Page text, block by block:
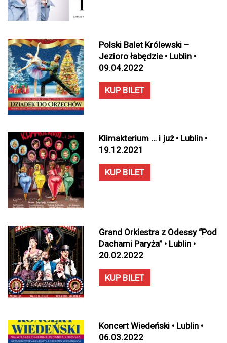
Polski Balet Królewski –
Jezioro łabędzie • Lublin •
09.04.2022
KUP BILET
Klimakterium … i już • Lublin •
19.12.2021
KUP BILET
Grand Orkiestra z Odessy “Pod
Dachami Paryża” • Lublin •
20.02.2022
KUP BILET
Koncert Wiedeński • Lublin •
06.03.2022